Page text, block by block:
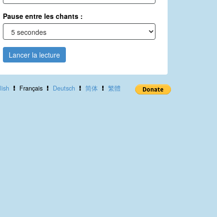
Pause entre les chants :
Lancer la lecture
Français Deutsch 简体 繁體